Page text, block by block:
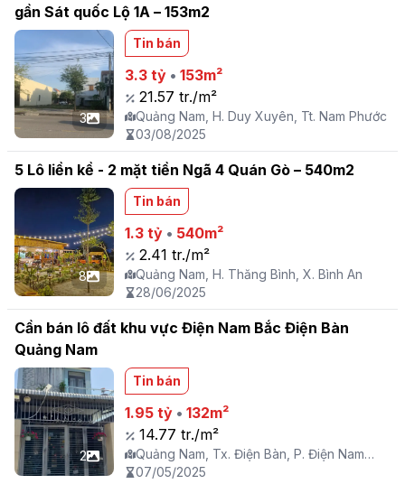
gần Sát quốc Lộ 1A – 153m2
3
Tin bán
3.3 tỷ •153m²
21.57 tr./m²
Quảng Nam, H. Duy Xuyên, Tt. Nam Phước
03/08/2025
5 Lô liền kề - 2 mặt tiền Ngã 4 Quán Gò – 540m2
8
Tin bán
1.3 tỷ • 540m²
2.41 tr./m²
Quảng Nam, H. Thăng Bình, X. Bình An
28/06/2025
Cần bán lô đất khu vực Điện Nam Bắc Điện Bàn
Quảng Nam
2
Tin bán
1.95 tỷ •132m²
14.77 tr./m²
Quảng Nam, Tx. Điện Bàn, P. Điện Nam
Bắc
07/05/2025